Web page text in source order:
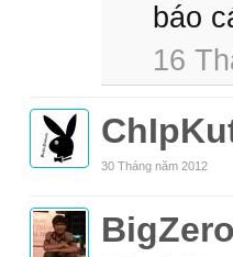
báo
16
30 Tháng năm 2012